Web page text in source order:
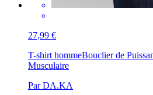
27,99 €
T-shirt hommeBouclier de
Musculaire
Par DA.KA